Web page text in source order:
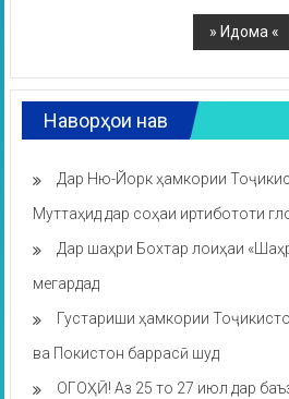
Наворҳои нав
Дар Ню-Йорк ҳамкории
Муттаҳид дар соҳаи иртибототи
Дар шаҳри Бохтар лоиҳаи
мегардад
Густариши ҳамкории
ва Покистон баррасӣ шуд
ОГОҲӢ! Аз 25 то 27 июл дар